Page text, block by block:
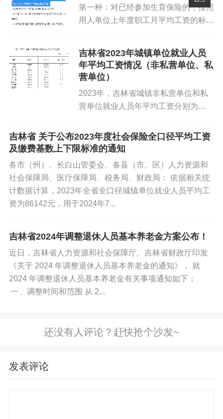
【音频】《吉林省医疗保险异地就
医管理办法》举例政策解读
http://ccxb.net/?id=39
如果您对本文有异议，请先阅读本站《 免责声明 》，如仍保
持您个人观点可与本人联系。
标签: 医保社保 吉大一院
第一种：对已经参加生育保险的，按照
用人单位上年度职工月平均工资的标准
差额，按女职工生育前的工资标准发
放。第二种：对未参加生育保险的，...
吉林省2023年城镇单位就业人员
年平均工资情况（非私营单位、私
营单位）
2023年，吉林省城镇非私营单位和私
营单位就业人员年平均工资分别为
单位就业人员年平均工资情况 2023年
全省城镇非私营单位就业人员年平均...
吉林省 关于公布2023年度社会保险全口径平均工资
及缴费基数上下限标准的通知
各市（州）、长白山管委会、各县（市、区）人力资源和
社会保障局、医疗保障局、税务局、财政局： 依据相关统
计数据计算，2023年全省全口径城镇单位就业人员平均工
资为86142元，用于2024年7...
吉林省2024年调整退休人员基本养老金方案公布！
近日，吉林省人力资源和社会保障厅、吉林省财政厅印发
《关于 2024 年调整退休人员基本养老金的通知》， 就
2024 年调整退休人员基本养老金有关事项通知如下：
一、调整时间和范围 从 2...
发表评论